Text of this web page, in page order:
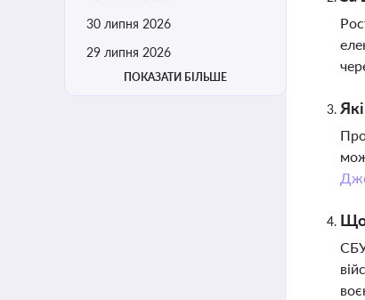
30 липня 2026
29 липня 2026
ПОКАЗАТИ БІЛЬШЕ
Що